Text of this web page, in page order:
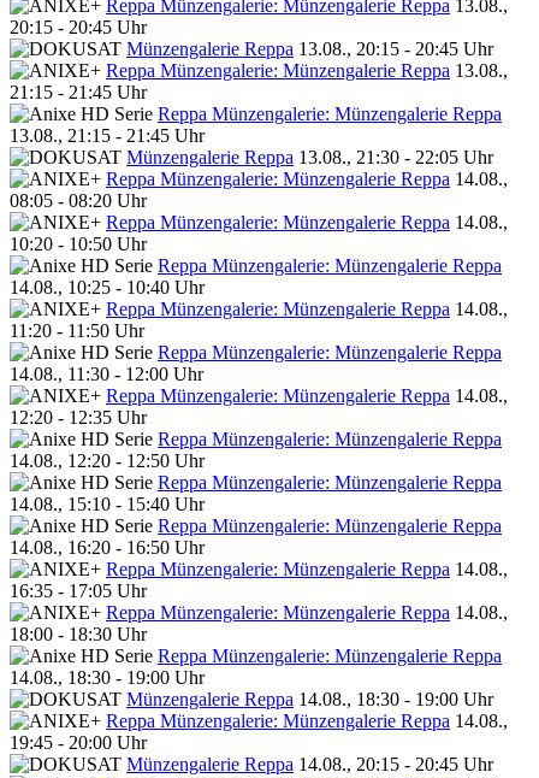
Reppa Münzengalerie: Münzengalerie Reppa 13.08.,
20:15 - 20:45 Uhr
Münzengalerie Reppa 13.08., 20:15 - 20:45 Uhr
Reppa Münzengalerie: Münzengalerie Reppa 13.08.,
21:15 - 21:45 Uhr
Reppa Münzengalerie: Münzengalerie Reppa
13.08., 21:15 - 21:45 Uhr
Münzengalerie Reppa 13.08., 21:30 - 22:05 Uhr
Reppa Münzengalerie: Münzengalerie Reppa 14.08.,
08:05 - 08:20 Uhr
Reppa Münzengalerie: Münzengalerie Reppa 14.08.,
10:20 - 10:50 Uhr
Reppa Münzengalerie: Münzengalerie Reppa
14.08., 10:25 - 10:40 Uhr
Reppa Münzengalerie: Münzengalerie Reppa 14.08.,
11:20 - 11:50 Uhr
Reppa Münzengalerie: Münzengalerie Reppa
14.08., 11:30 - 12:00 Uhr
Reppa Münzengalerie: Münzengalerie Reppa 14.08.,
12:20 - 12:35 Uhr
Reppa Münzengalerie: Münzengalerie Reppa
14.08., 12:20 - 12:50 Uhr
Reppa Münzengalerie: Münzengalerie Reppa
14.08., 15:10 - 15:40 Uhr
Reppa Münzengalerie: Münzengalerie Reppa
14.08., 16:20 - 16:50 Uhr
Reppa Münzengalerie: Münzengalerie Reppa 14.08.,
16:35 - 17:05 Uhr
Reppa Münzengalerie: Münzengalerie Reppa 14.08.,
18:00 - 18:30 Uhr
Reppa Münzengalerie: Münzengalerie Reppa
14.08., 18:30 - 19:00 Uhr
Münzengalerie Reppa 14.08., 18:30 - 19:00 Uhr
Reppa Münzengalerie: Münzengalerie Reppa 14.08.,
19:45 - 20:00 Uhr
Münzengalerie Reppa 14.08., 20:15 - 20:45 Uhr